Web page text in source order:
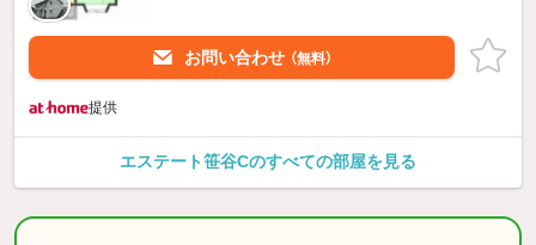
お問い合わせ （無料）
提供
エステート笹谷Cのすべての部屋を見る